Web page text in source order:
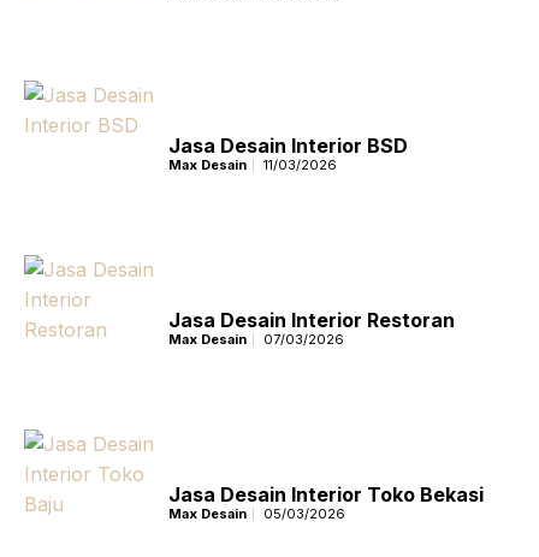
Jasa Desain Interior BSD
Max Desain 11/03/2026
Jasa Desain Interior Restoran
Max Desain 07/03/2026
Jasa Desain Interior Toko Bekasi
Max Desain 05/03/2026